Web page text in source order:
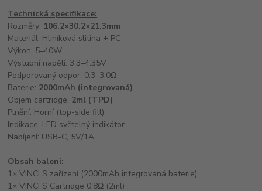
Technická specifikace:
Rozměry: 106.2×30.2×21.3mm
Materiál: Hliníková slitina + PC
Výkon: 5–40W
Výstupní napětí: 3.3–4.35V
Podporovaný odpor: 0.3–3.0Ω
Baterie: 2000mAh (integrovaná)
Objem cartridge: 2ml (TPD)
Plnění: Horní (top-side fill)
Indikace: LED světelný indikátor
Nabíjení: USB-C, 5V/1A
Obsah balení:
1× VINCI S zařízení (2000mAh integrovaná baterie)
1× VINCI S Cartridge 0.8Ω (2ml)